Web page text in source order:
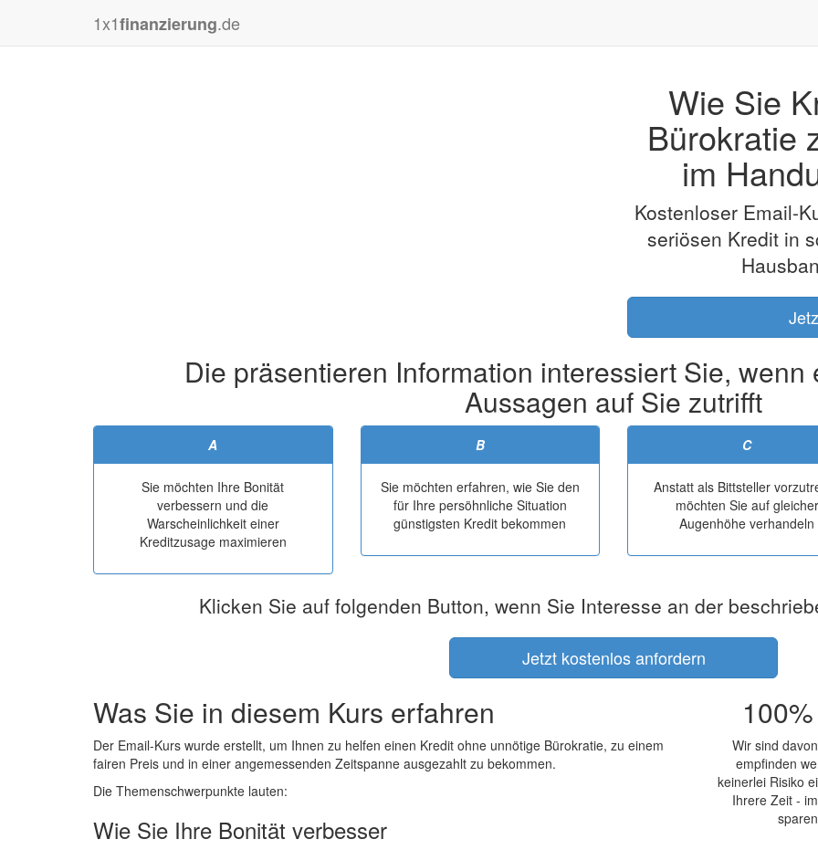
1x1finanzierung.de
Wie Sie
Bürokratie
im
Kostenloser Email-
seriösen Kredit in
Die präsentieren Information interessiert Sie, wenn
Aussagen auf Sie zutrifft
A
Sie möchten Ihre Bonität
verbessern und die
Warscheinlichkeit einer
Kreditzusage maximieren
B
Sie möchten erfahren, wie Sie den
für Ihre persöhnliche Situation
günstigsten Kredit bekommen
C
Anstatt als Bittsteller
möchten Sie auf gleicher
Augenhöhe verhandeln
Klicken Sie auf folgenden Button, wenn Sie Interesse an der
Jetzt kostenlos anfordern
Was Sie in diesem Kurs erfahren
Der Email-Kurs wurde erstellt, um Ihnen zu helfen einen Kredit ohne unnötige Bürokratie, zu einem
fairen Preis und in einer angemessenden Zeitspanne ausgezahlt zu bekommen.
Die Themenschwerpunkte lauten:
Wie Sie Ihre Bonität verbesser
Wir sind
empfinden
keinerlei Risiko
Ihrere Zeit -